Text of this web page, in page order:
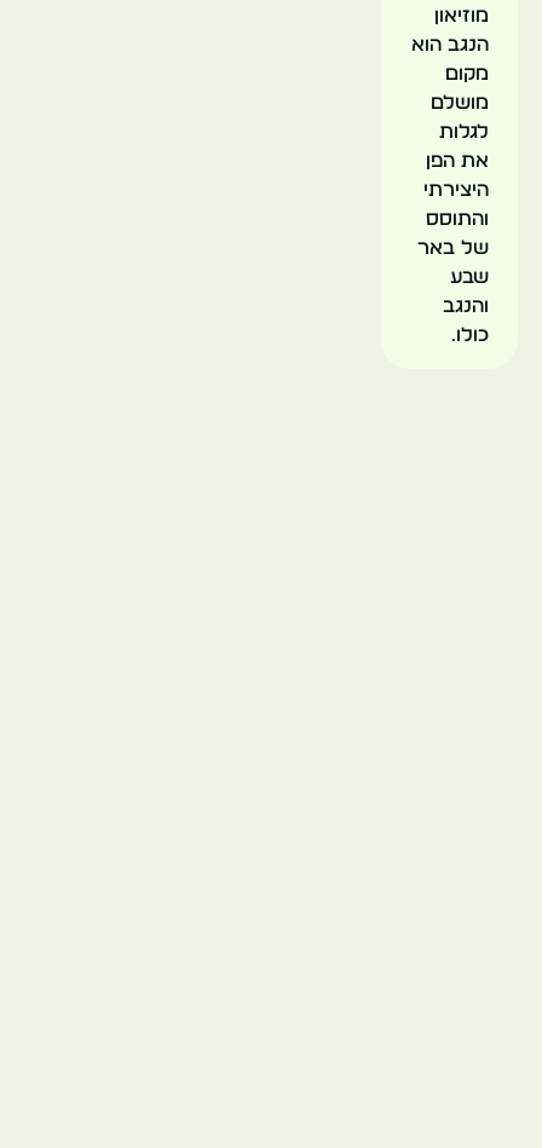
מוזיאון
הנגב הוא
מקום
מושלם
לגלות
את הפן
היצירתי
והתוסס
של באר
שבע
והנגב
כולו.